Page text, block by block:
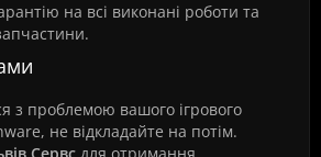
на всі виконані роботи та
з проблемою вашого ігрового
не відкладайте на потім.